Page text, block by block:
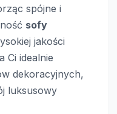
spójne i
sofy
jakości
Ci idealnie
dekoracyjnych,
luksusowy